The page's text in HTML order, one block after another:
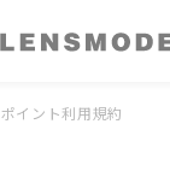
ポイント利用規約